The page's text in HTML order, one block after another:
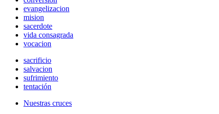
evangelizacion
mision
sacerdote
vida consagrada
vocacion
sacrificio
salvacion
sufrimiento
tentación
Nuestras cruces